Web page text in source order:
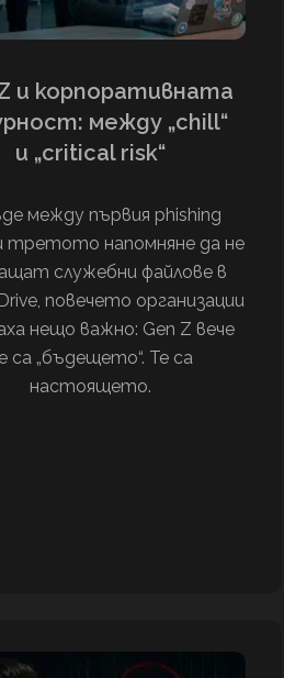
и корпоративната
между „chill“
и „critical risk“
между първия phishing
напомняне да не
служебни файлове в
повечето организации
нещо важно: Gen Z вече
са „бъдещето“. Те са
настоящето.